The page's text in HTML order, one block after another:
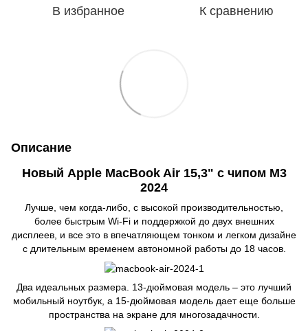
В избранное К сравнению
Описание
Новый Apple MacBook Air 15,3" с чипом M3
2024
Лучше, чем когда-либо, с высокой производительностью,
более быстрым Wi-Fi и поддержкой до двух внешних
дисплеев, и все это в впечатляющем тонком и легком дизайне
с длительным временем автономной работы до 18 часов.
Два идеальных размера. 13-дюймовая модель – это лучший
мобильный ноутбук, а 15-дюймовая модель дает еще больше
пространства на экране для многозадачности.